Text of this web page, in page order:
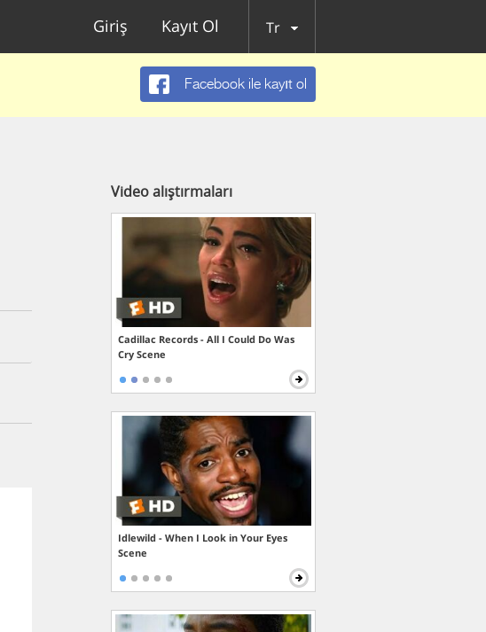
Giriş Kayıt Ol Tr
Facebook ile kayıt ol
Video alıştırmaları
Cadillac Records - All I Could Do Was
Cry Scene
Idlewild - When I Look in Your Eyes
Scene